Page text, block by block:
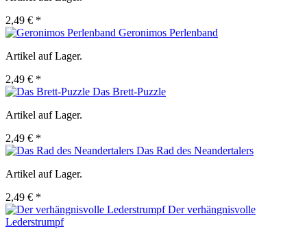
2,49 € *
Geronimos Perlenband
Artikel auf Lager.
2,49 € *
Das Brett-Puzzle
Artikel auf Lager.
2,49 € *
Das Rad des Neandertalers
Artikel auf Lager.
2,49 € *
Der verhängnisvolle
Lederstrumpf